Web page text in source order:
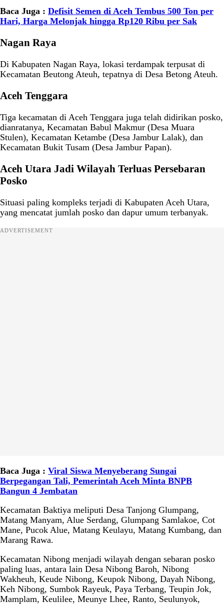
Baca Juga : Defisit Semen di Aceh Tembus 500 Ton per
Hari, Harga Melonjak hingga Rp120 Ribu per Sak
Nagan Raya
Di Kabupaten Nagan Raya, lokasi terdampak terpusat di
Kecamatan Beutong Ateuh, tepatnya di Desa Betong Ateuh.
Aceh Tenggara
Tiga kecamatan di Aceh Tenggara juga telah didirikan posko,
dianratanya, Kecamatan Babul Makmur (Desa Muara
Stulen), Kecamatan Ketambe (Desa Jambur Lalak), dan
Kecamatan Bukit Tusam (Desa Jambur Papan).
Aceh Utara Jadi Wilayah Terluas Persebaran
Posko
Situasi paling kompleks terjadi di Kabupaten Aceh Utara,
yang mencatat jumlah posko dan dapur umum terbanyak.
ADVERTISEMENT
Baca Juga : Viral Siswa Menyeberang Sungai
Berpegangan Tali, Pemerintah Aceh Minta BNPB
Bangun 4 Jembatan
Kecamatan Baktiya meliputi Desa Tanjong Glumpang,
Matang Manyam, Alue Serdang, Glumpang Samlakoe, Cot
Mane, Pucok Alue, Matang Keulayu, Matang Kumbang, dan
Marang Rawa.
Kecamatan Nibong menjadi wilayah dengan sebaran posko
paling luas, antara lain Desa Nibong Baroh, Nibong
Wakheuh, Keude Nibong, Keupok Nibong, Dayah Nibong,
Keh Nibong, Sumbok Rayeuk, Paya Terbang, Teupin Jok,
Mamplam, Keulilee, Meunye Lhee, Ranto, Seulunyok,